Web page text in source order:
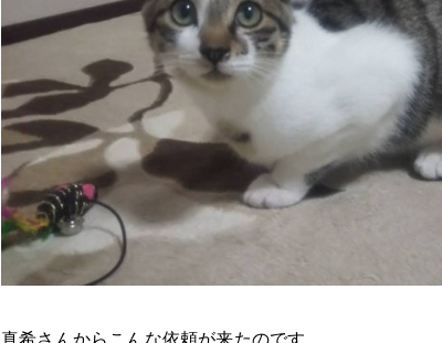
真希さんからこんな依頼が来たのです。